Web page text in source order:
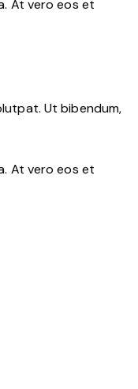
At vero eos et
Ut bibendum,
At vero eos et